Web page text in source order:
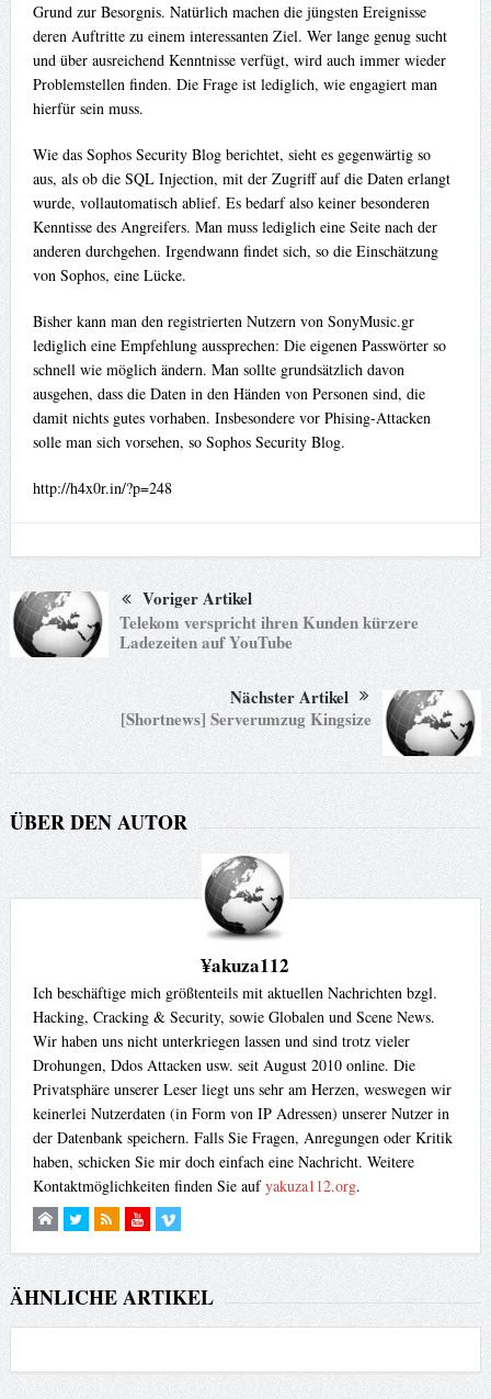
Grund zur Besorgnis. Natürlich machen die jüngsten Ereignisse
deren Auftritte zu einem interessanten Ziel. Wer lange genug sucht
und über ausreichend Kenntnisse verfügt, wird auch immer wieder
Problemstellen finden. Die Frage ist lediglich, wie engagiert man
hierfür sein muss.
Wie das Sophos Security Blog berichtet, sieht es gegenwärtig so
aus, als ob die SQL Injection, mit der Zugriff auf die Daten erlangt
wurde, vollautomatisch ablief. Es bedarf also keiner besonderen
Kenntisse des Angreifers. Man muss lediglich eine Seite nach der
anderen durchgehen. Irgendwann findet sich, so die Einschätzung
von Sophos, eine Lücke.
Bisher kann man den registrierten Nutzern von SonyMusic.gr
lediglich eine Empfehlung aussprechen: Die eigenen Passwörter so
schnell wie möglich ändern. Man sollte grundsätzlich davon
ausgehen, dass die Daten in den Händen von Personen sind, die
damit nichts gutes vorhaben. Insbesondere vor Phising-Attacken
solle man sich vorsehen, so Sophos Security Blog.
http://h4x0r.in/?p=248
Voriger Artikel
Telekom verspricht ihren Kunden kürzere
Ladezeiten auf YouTube
Nächster Artikel
[Shortnews] Serverumzug Kingsize
ÜBER DEN AUTOR
¥akuza112
Ich beschäftige mich größtenteils mit aktuellen Nachrichten bzgl.
Hacking, Cracking & Security, sowie Globalen und Scene News.
Wir haben uns nicht unterkriegen lassen und sind trotz vieler
Drohungen, Ddos Attacken usw. seit August 2010 online. Die
Privatsphäre unserer Leser liegt uns sehr am Herzen, weswegen wir
keinerlei Nutzerdaten (in Form von IP Adressen) unserer Nutzer in
der Datenbank speichern. Falls Sie Fragen, Anregungen oder Kritik
haben, schicken Sie mir doch einfach eine Nachricht. Weitere
Kontaktmöglichkeiten finden Sie aufyakuza112.org.
ÄHNLICHE ARTIKEL